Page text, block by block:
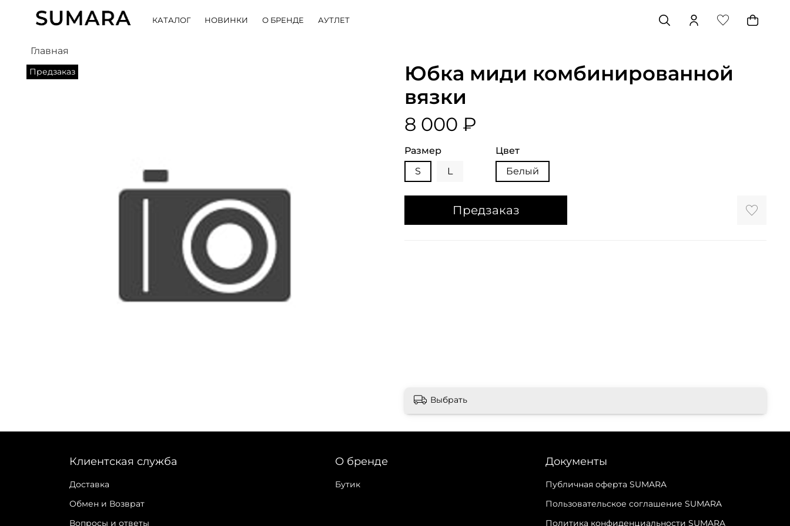
КАТАЛОГ НОВИНКИ О БРЕНДЕ АУТЛЕТ
Главная
Предзаказ
Юбка миди комбинированной
вязки
8 000 ₽
Размер
S
L
Цвет
Белый
Предзаказ
Выбрать
Клиентская служба
Доставка
Обмен и Возврат
Вопросы и ответы
О бренде
Бутик
Документы
Публичная оферта SUMARA
Пользовательское соглашение SUMARA
Политика конфиденциальности SUMARA